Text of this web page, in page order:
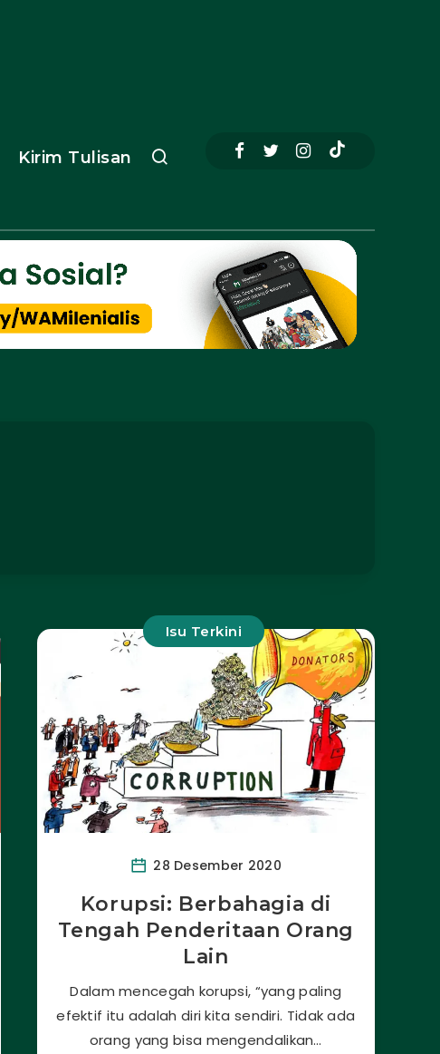
Kirim Tulisan
Isu Terkini
28 Desember 2020
Korupsi: Berbahagia di
Tengah Penderitaan Orang
Lain
Dalam mencegah korupsi, “yang paling
efektif itu adalah diri kita sendiri. Tidak ada
orang yang bisa mengendalikan…